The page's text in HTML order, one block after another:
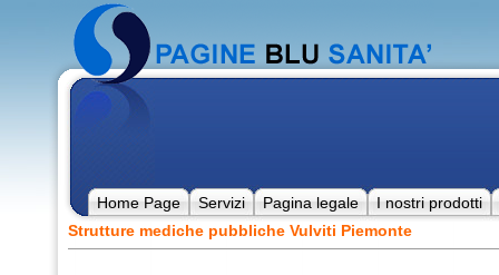
Home Page Servizi Pagina legale
I nostri prodotti
Strutture mediche pubbliche Vulviti Piemonte